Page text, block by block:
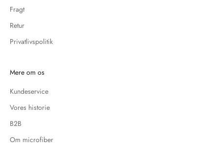
Fragt
Retur
Privatlivspolitik
Mere om os
Kundeservice
Vores historie
B2B
Om microfiber